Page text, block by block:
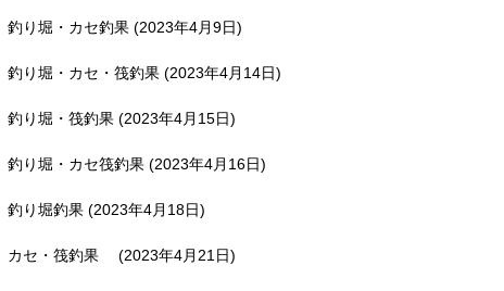
釣り堀・カセ釣果 (2023年4月9日)
釣り堀・カセ・筏釣果 (2023年4月14日)
釣り堀・筏釣果 (2023年4月15日)
釣り堀・カセ筏釣果 (2023年4月16日)
釣り堀釣果 (2023年4月18日)
カセ・筏釣果 (2023年4月21日)